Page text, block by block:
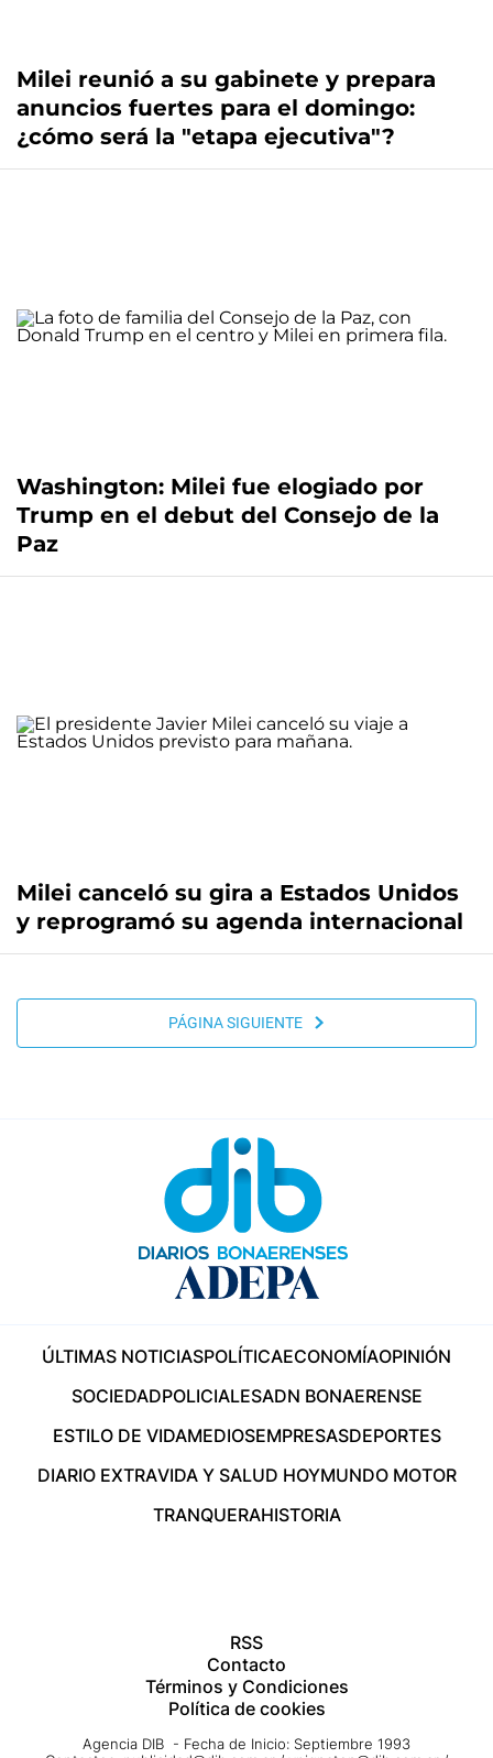
Milei reunió a su gabinete y prepara
anuncios fuertes para el domingo:
¿cómo será la "etapa ejecutiva"?
Washington: Milei fue elogiado por
Trump en el debut del Consejo de la
Paz
Milei canceló su gira a Estados Unidos
y reprogramó su agenda internacional
PÁGINA SIGUIENTE
ÚLTIMAS NOTICIASPOLÍTICAECONOMÍAOPINIÓN
SOCIEDADPOLICIALESADN BONAERENSE
ESTILO DE VIDAMEDIOSEMPRESASDEPORTES
DIARIO EXTRAVIDA Y SALUD HOYMUNDO MOTOR
TRANQUERAHISTORIA
RSS
Contacto
Términos y Condiciones
Política de cookies
Agencia DIB - Fecha de Inicio: Septiembre 1993